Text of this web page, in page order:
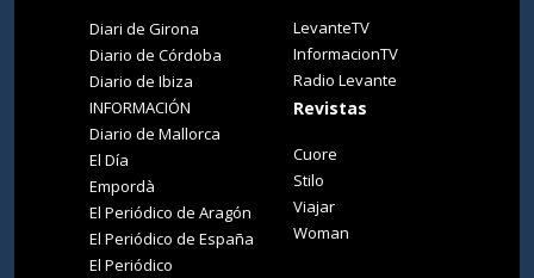
Diari de Girona
Diario de Córdoba
Diario de Ibiza
INFORMACIÓN
Diario de Mallorca
El Día
Empordà
El Periódico de Aragón
El Periódico de España
El Periódico
LevanteTV
InformacionTV
Radio Levante
Revistas
Cuore
Stilo
Viajar
Woman